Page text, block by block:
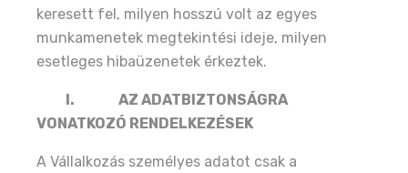
keresett fel, milyen hosszú volt az egyes
munkamenetek megtekintési ideje, milyen
esetleges hibaüzenetek érkeztek.
I.
AZ ADATBIZTONSÁGRA
VONATKOZÓ RENDELKEZÉSEK
A Vállalkozás személyes adatot csak a